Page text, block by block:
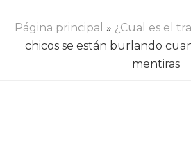
Página principal » ¿Cual es el
chicos se están burlando
mentiras